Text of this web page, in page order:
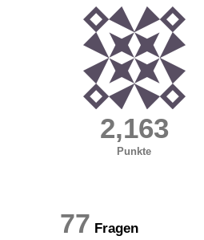
2,163
Punkte
77 Fragen